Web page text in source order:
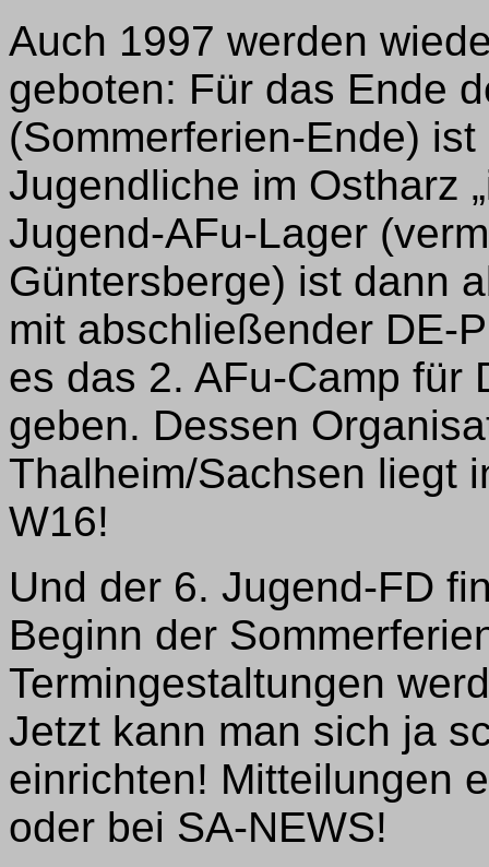
Auch 1997 werden
geboten: Für das Ende
(Sommerferien-Ende)
Jugendliche im Ostharz
Jugend-AFu-Lager
Güntersberge) ist dann
mit abschließender DE-
es das 2. AFu-Camp für
geben. Dessen
Thalheim/Sachsen liegt
W16!
Und der 6. Jugend-FD
Beginn der
Termingestaltungen
Jetzt kann man sich ja
einrichten! Mitteilungen
oder bei SA-NEWS!